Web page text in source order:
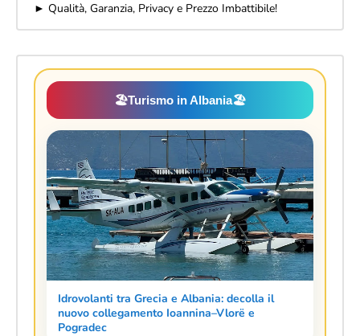
► Qualità, Garanzia, Privacy e Prezzo Imbattibile!
🏖️Turismo in Albania🏖️
Idrovolanti tra Grecia e Albania: decolla il
nuovo collegamento Ioannina–Vlorë e
Pogradec